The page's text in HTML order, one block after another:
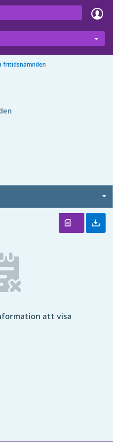
fritidsnämnden
att visa